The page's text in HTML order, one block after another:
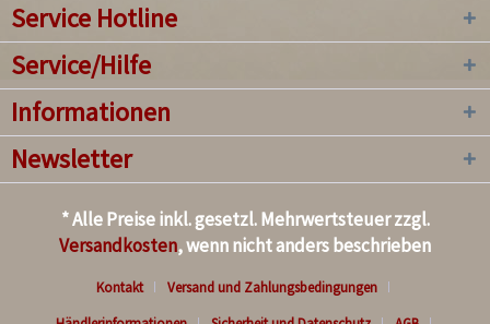
Service Hotline
Service/Hilfe
Informationen
Newsletter
* Alle Preise inkl. gesetzl. Mehrwertsteuer zzgl.
Versandkosten, wenn nicht anders beschrieben
Kontakt
Versand und Zahlungsbedingungen